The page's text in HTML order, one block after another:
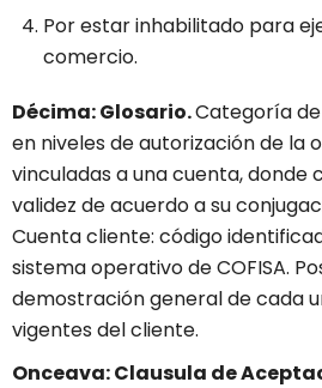
Por estar inhabilitado para
comercio.
Décima: Glosario.Categoría
en niveles de autorización de la
vinculadas a una cuenta, donde
validez de acuerdo a su
Cuenta cliente: código
sistema operativo de COFISA.
demostración general de cada
vigentes del cliente.
Onceava: Clausula de